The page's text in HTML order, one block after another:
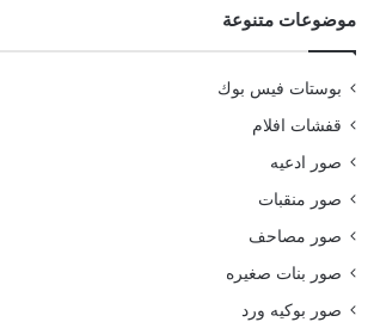
موضوعات متنوعة
بوستات فيس بوك
قفشات افلام
صور ادعيه
صور منقبات
صور مصاحف
صور بنات صغيره
صور بوكيه ورد